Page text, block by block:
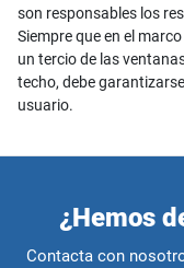
son responsables los
Siempre que en el
un tercio de las
techo, debe
usuario.
¿Hemos
Contacta con